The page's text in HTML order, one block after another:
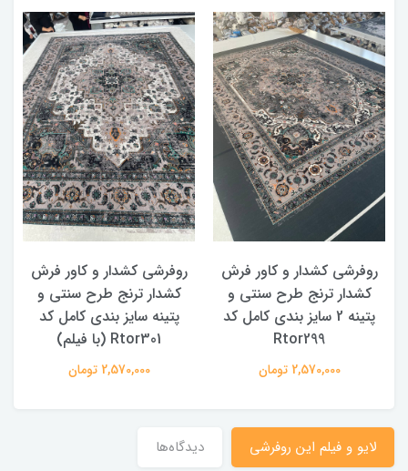
روفرشی کشدار و کاور فرش
کشدار ترنج طرح سنتی و
پتینه 2 سایز بندی کامل کد
Rtor299
2,570,000 تومان
روفرشی کشدار و کاور فرش
کشدار ترنج طرح سنتی و
پتینه سایز بندی کامل کد
Rtor301 (با فیلم)
2,570,000 تومان
لایو و فیلم این روفرشی دیدگاه‌ها